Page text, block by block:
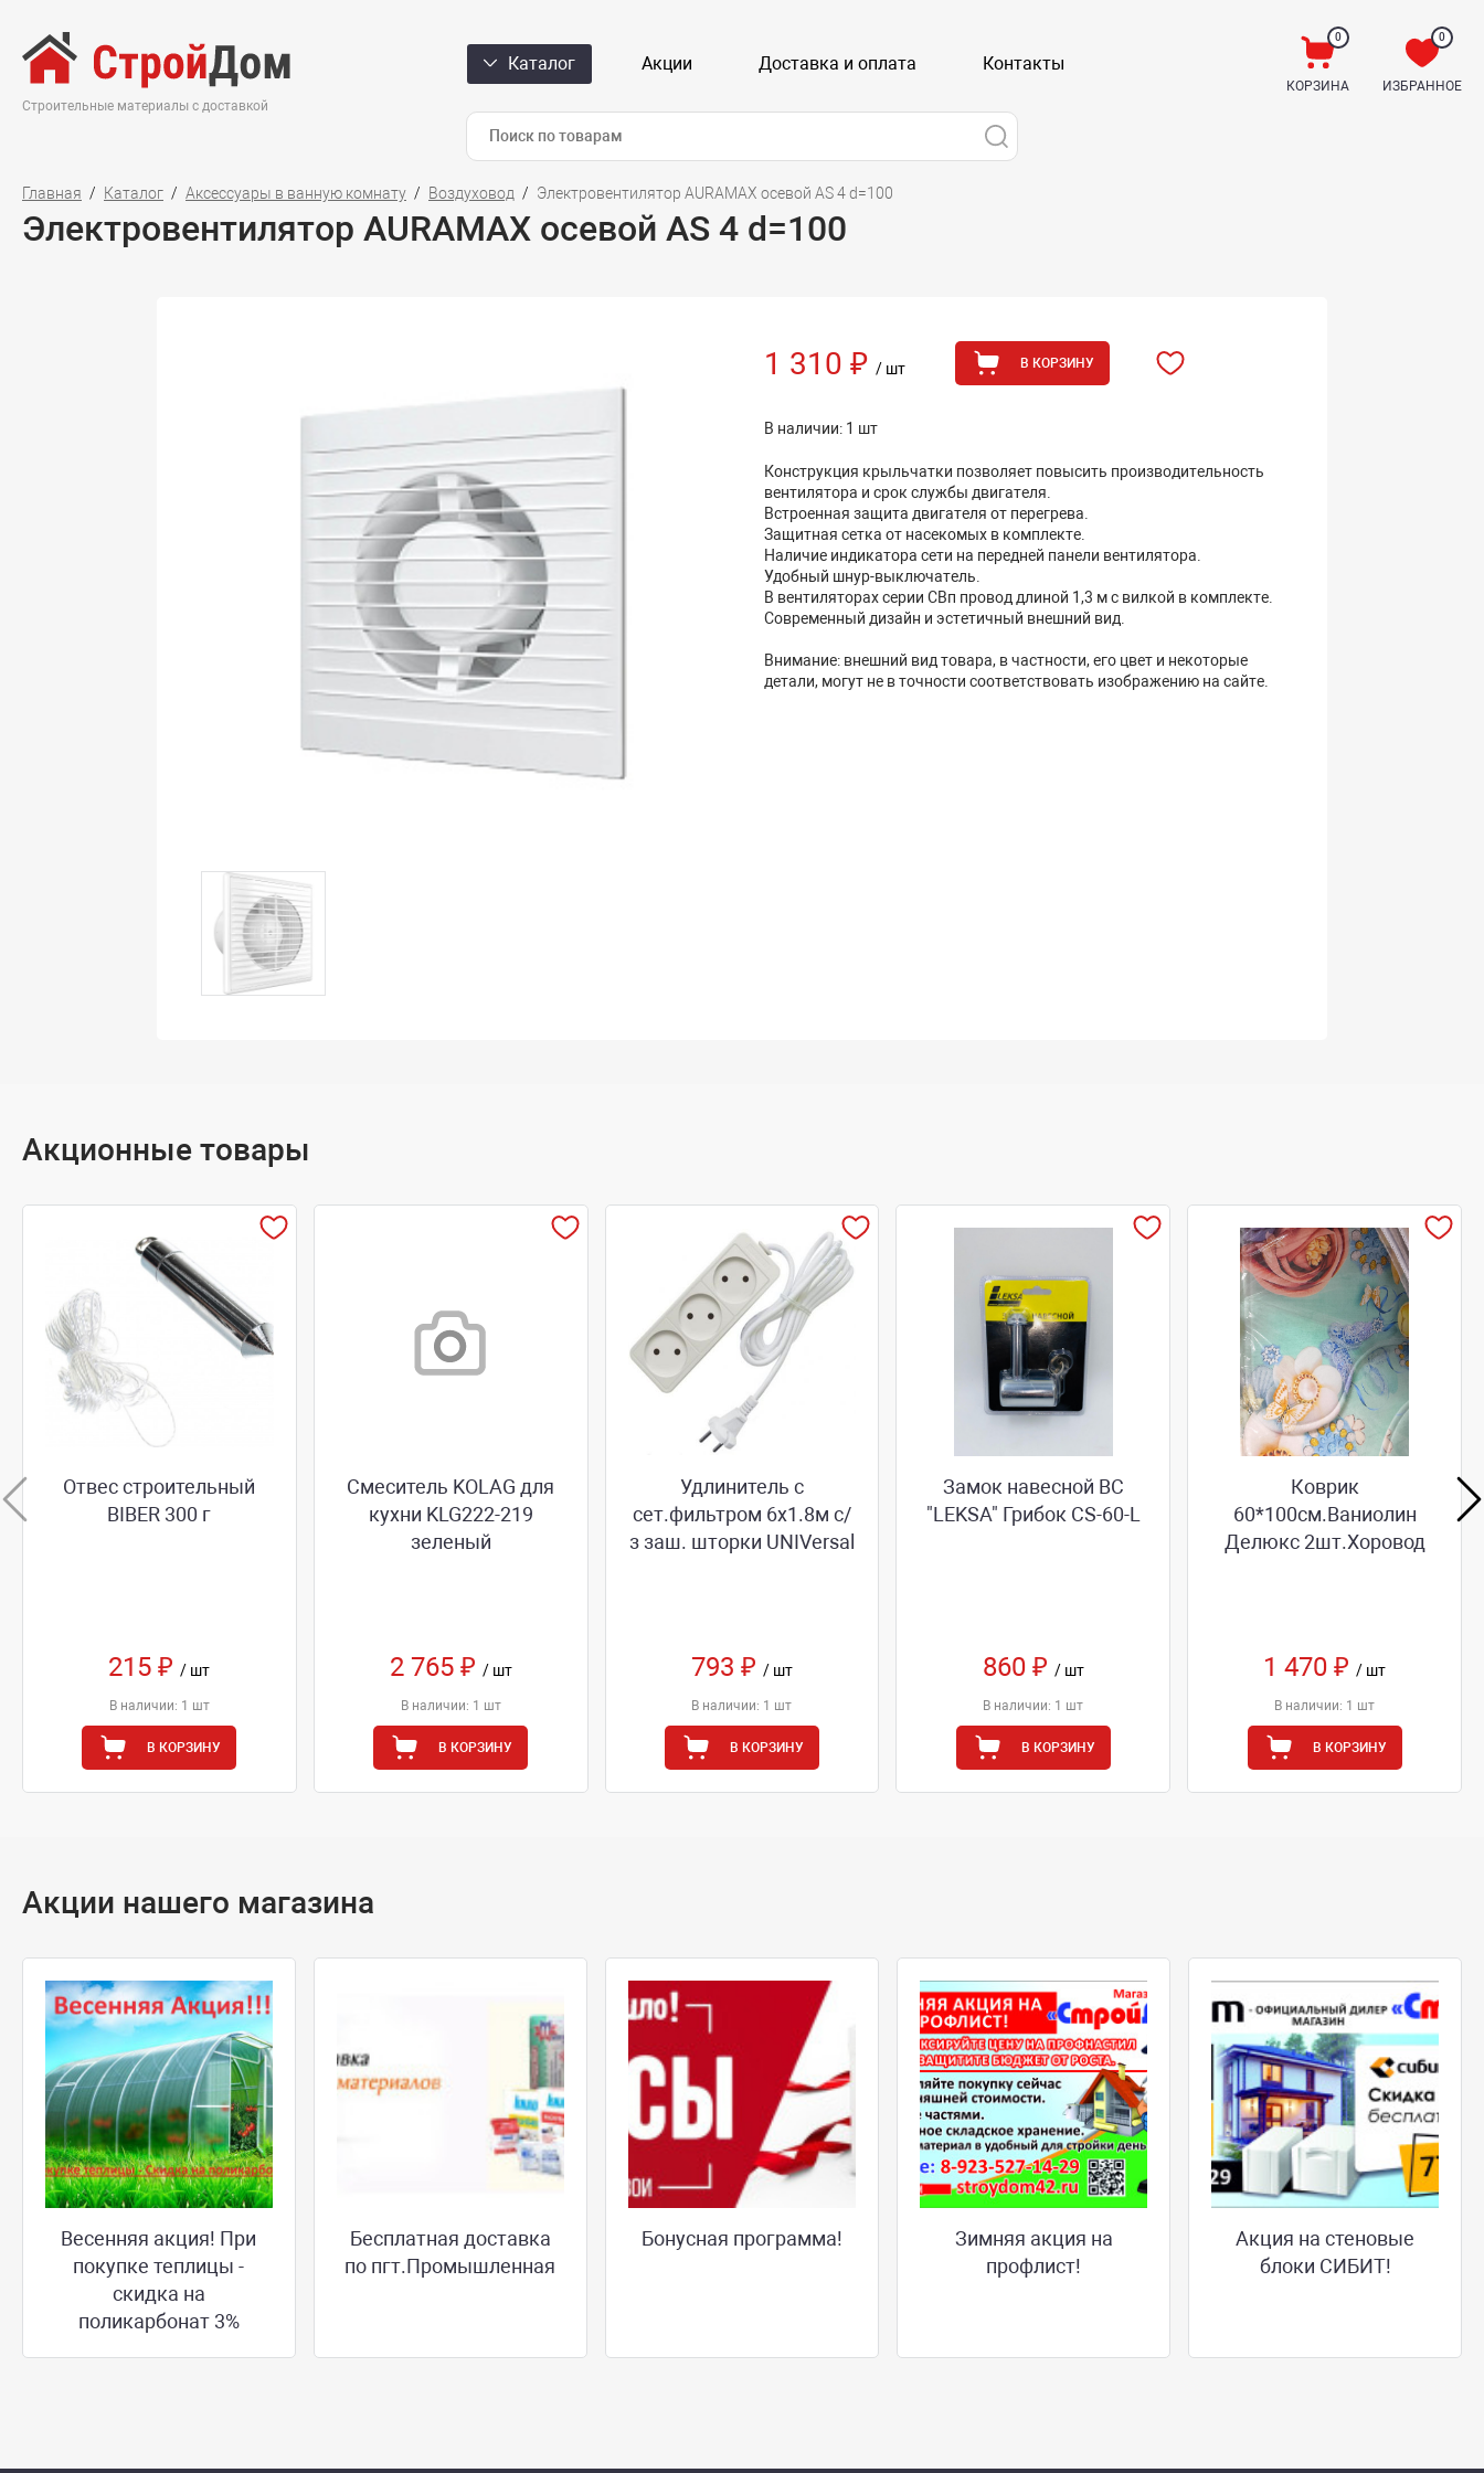
Строительные материалы с доставкой
Каталог Акции Доставка и оплата Контакты
0
КОРЗИНА
0
ИЗБРАННОЕ
Главная Каталог Аксессуары в ванную комнату Воздуховод Электровентилятор AURAMAX осевой AS 4 d=100
Электровентилятор AURAMAX осевой AS 4 d=100
1 310 ₽ / шт В КОРЗИНУ
В наличии: 1 шт
Конструкция крыльчатки позволяет повысить производительность
вентилятора и срок службы двигателя.
Встроенная защита двигателя от перегрева.
Защитная сетка от насекомых в комплекте.
Наличие индикатора сети на передней панели вентилятора.
Удобный шнур-выключатель.
В вентиляторах серии СВп провод длиной 1,3 м с вилкой в комплекте.
Современный дизайн и эстетичный внешний вид.
Внимание: внешний вид товара, в частности, его цвет и некоторые
детали, могут не в точности соответствовать изображению на сайте.
Акционные товары
Отвес строительный
BIBER 300 г
215 ₽/ шт
В наличии: 1 шт
В КОРЗИНУ
Смеситель KOLAG для
кухни KLG222-219
зеленый
2 765 ₽ / шт
В наличии: 1 шт
В КОРЗИНУ
Удлинитель с
сет.фильтром 6х1.8м с/
з заш. шторки UNIVersal
793 ₽ / шт
В наличии: 1 шт
В КОРЗИНУ
Замок навесной ВС
"LEKSA" Грибок CS-60-L
860 ₽ / шт
В наличии: 1 шт
В КОРЗИНУ
Коврик
60*100см.Ваниолин
Делюкс 2шт.Хоровод
1 470 ₽/ шт
В наличии: 1 шт
В КОРЗИНУ
Акции нашего магазина
Весенняя акция! При
покупке теплицы -
скидка на
поликарбонат 3%
Бесплатная доставка
по пгт.Промышленная
Бонусная программа!
Зимняя акция на
профлист!
Акция на стеновые
блоки СИБИТ!